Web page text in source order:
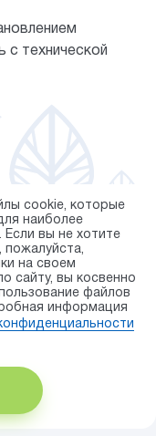
cookie, которые
наиболее
Если вы не хотите
на своем
сайту, вы косвенно
файлов
информация
с технической